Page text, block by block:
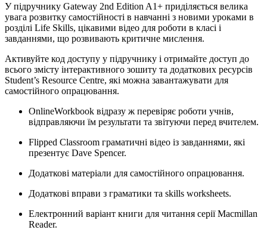
У підручнику Gateway 2nd Edition A1+ приділяється велика
увага розвитку самостійності в навчанні з новими уроками в
розділі Life Skills, цікавими відео для роботи в класі і
завданнями, що розвивають критичне мислення.
Активуйте код доступу у підручнику і отримайте доступ до
всього змісту інтерактивного зошиту та додаткових ресурсів
Student’s Resource Centre, які можна завантажувати для
самостійного опрацювання.
OnlineWorkbook відразу ж перевіряє роботи учнів,
відправляючи їм результати та звітуючи перед вчителем.
Flipped Classroom граматичні відео із завданнями, які
презентує Dave Spencer.
Додаткові матеріали для самостійного опрацювання.
Додаткові вправи з граматики та skills worksheets.
Електронний варіант книги для читання серії Macmillan
Reader.